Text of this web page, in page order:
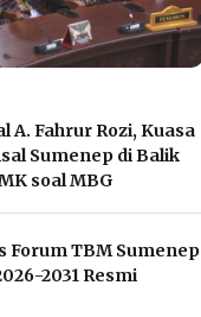
A. Fahrur Rozi, Kuasa
Sumenep di Balik
soal MBG
Forum TBM Sumenep
2031 Resmi